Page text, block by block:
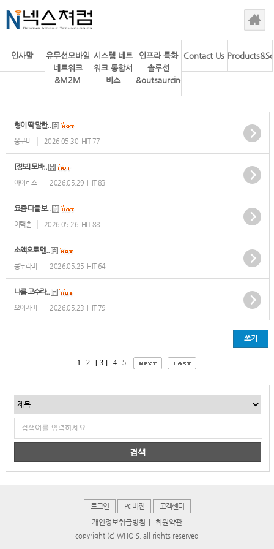
인사말
유무선모바일
네트워크
&M2M
시스템 네트
워크 통합서
비스
인프라 특화
솔루션
&outsaurcing
Contact Us
형이 딱 말한..
옹구미 2026.05.30 HIT 77
[정보] 모바..
아이리스 2026.05.29 HIT 83
요즘 다들 보..
이택춘 2026.05.26 HIT 88
소액으로 멘..
콩두라미 2026.05.25 HIT 64
나름 고수라..
오이자미 2026.05.23 HIT 79
쓰기
1 2 [ 3 ] 4 5
검색
로그인 PC버젼
고객센터
개인정보취급방침
회원약관
copyright (c) WHOIS. all rights reserved